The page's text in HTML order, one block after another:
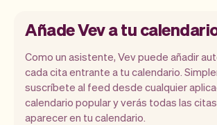
Añade Vev a tu
Como un asistente, Vev puede añadir
cada cita entrante a tu calendario.
suscríbete al feed desde cualquier
calendario popular y verás todas las
aparecer en tu calendario.